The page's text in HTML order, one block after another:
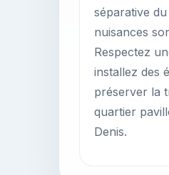
séparative
nuisances
Respectez
installez des
préserver la
quartier
Denis.